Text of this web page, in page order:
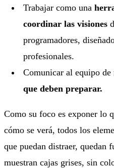
Trabajar como una
coordinar las visiones
programadores,
profesionales.
Comunicar al equipo
que deben preparar.
Como su foco es exponer lo
cómo se verá, todos los
que puedan distraer, quedan
muestran cajas grises, sin